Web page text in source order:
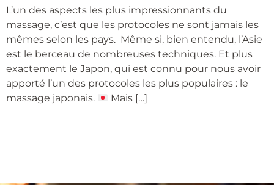
L’un des aspects les plus impressionnants du
massage, c’est que les protocoles ne sont jamais les
mêmes selon les pays. Même si, bien entendu, l’Asie
est le berceau de nombreuses techniques. Et plus
exactement le Japon, qui est connu pour nous avoir
apporté l’un des protocoles les plus populaires : le
massage japonais.
Mais […]